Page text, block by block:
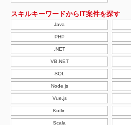
スキルキーワードからIT案件を探す
Java
PHP
.NET
VB.NET
SQL
Node.js
Vue.js
Kotlin
Scala